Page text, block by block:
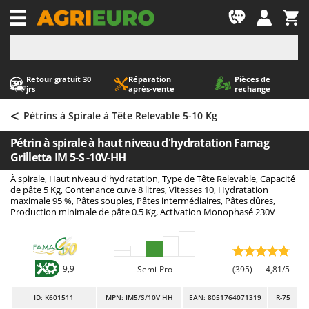
Retour gratuit 30
jrs
Réparation
après‑vente
Pièces de
rechange
-1
A
Abris de jardin
Accessoires pour tracteurs tondeuses autoportés
Aérateurs Scarificateurs pour gazon
Arracheuses de pommes de terre pour tracteur
Aspirateurs - Balais Électriques
Aspirateurs à cendres
Aspirateurs à feuilles sur roues
Aspirateurs de piscine
Aspirateurs Multifonctions
Atomiseurs agricoles pour tracteurs
Atomiseurs pour traitements
A
AgriEuro Premium
AgriEuro TOP-LINE
AGT
Aima
Airmec
AL-KO
ALA 2000
Alce
Alpina
Ama
< Pétrins à Spirale à Tête Relevable 5-10 Kg
Pétrin à spirale à haut niveau d'hydratation Famag
Grilletta IM 5-S -10V-HH
À spirale, Haut niveau d'hydratation, Type de Tête Relevable, Capacité
de pâte 5 Kg, Contenance cuve 8 litres, Vitesses 10, Hydratation
maximale 95 %, Pâtes souples, Pâtes intermédiaires, Pâtes dûres,
Production minimale de pâte 0.5 Kg, Activation Monophasé 230V
9,9 Semi-Pro (395) 4,81/5
ID: K601511 MPN: IM5/S/10V HH EAN: 8051764071319 R-75